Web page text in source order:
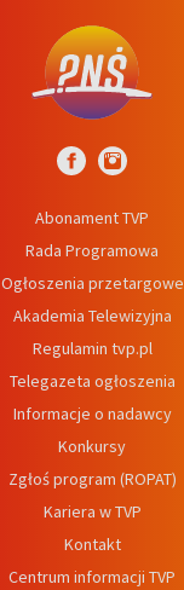
Abonament TVP
Rada Programowa
Ogłoszenia przetargowe
Akademia Telewizyjna
Regulamin tvp.pl
Telegazeta ogłoszenia
Informacje o nadawcy
Konkursy
Zgłoś program (ROPAT)
Kariera w TVP
Kontakt
Centrum informacji TVP